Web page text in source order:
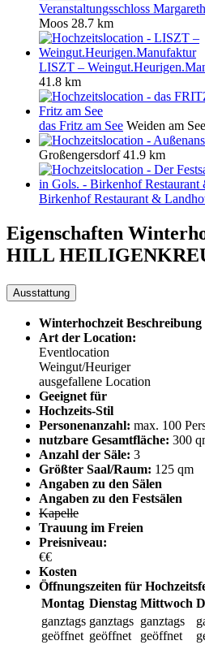
Veranstaltungsschloss
Moos 28.7 km
LISZT –
41.8 km
das Fritz am See Weiden am See
Großengersdorf 41.9 km
Birkenhof Restaurant &
Eigenschaften
HILL
Ausstattung
Winterhochzeit Beschreibung
Art der Location:
Eventlocation
Weingut/Heuriger
ausgefallene Location
Geeignet für
Hochzeits-Stil
Personenanzahl: max. 100
nutzbare Gesamtfläche: 300
Anzahl der Säle: 3
Größter Saal/Raum: 125 qm
Angaben zu den Sälen
Angaben zu den Festsälen
Kapelle
Trauung im Freien
Preisniveau:
€€
Kosten
Öffnungszeiten für
Montag Dienstag Mittwoch
ganztags
geöffnet
ganztags
geöffnet
ganztags
geöffnet